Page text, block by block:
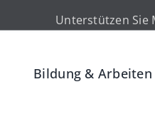
Unterstützen Sie
Bildung & Arbeiten